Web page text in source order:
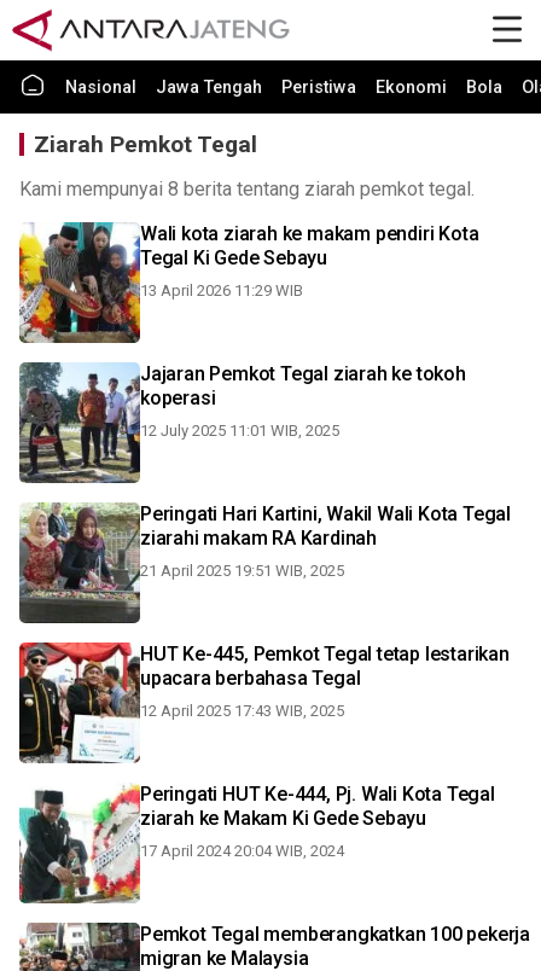
Nasional Jawa Tengah Peristiwa Ekonomi Bola
Ziarah Pemkot Tegal
Kami mempunyai 8 berita tentang ziarah pemkot tegal.
Wali kota ziarah ke makam pendiri Kota
Tegal Ki Gede Sebayu
13 April 2026 11:29 WIB
Jajaran Pemkot Tegal ziarah ke tokoh
koperasi
12 July 2025 11:01 WIB, 2025
Peringati Hari Kartini, Wakil Wali Kota Tegal
ziarahi makam RA Kardinah
21 April 2025 19:51 WIB, 2025
HUT Ke-445, Pemkot Tegal tetap lestarikan
upacara berbahasa Tegal
12 April 2025 17:43 WIB, 2025
Peringati HUT Ke-444, Pj. Wali Kota Tegal
ziarah ke Makam Ki Gede Sebayu
17 April 2024 20:04 WIB, 2024
Pemkot Tegal memberangkatkan 100 pekerja
migran ke Malaysia